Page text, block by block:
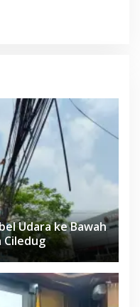
Udara ke Bawah
Ciledug